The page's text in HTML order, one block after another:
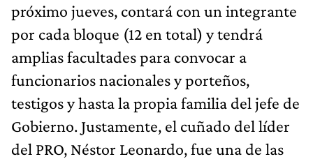
próximo jueves, contará con un integrante
por cada bloque (12 en total) y tendrá
amplias facultades para convocar a
funcionarios nacionales y porteños,
testigos y hasta la propia familia del jefe de
Gobierno. Justamente, el cuñado del líder
del PRO, Néstor Leonardo, fue una de las